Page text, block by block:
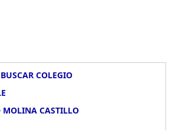
COLEGIO
MOLINA CASTILLO